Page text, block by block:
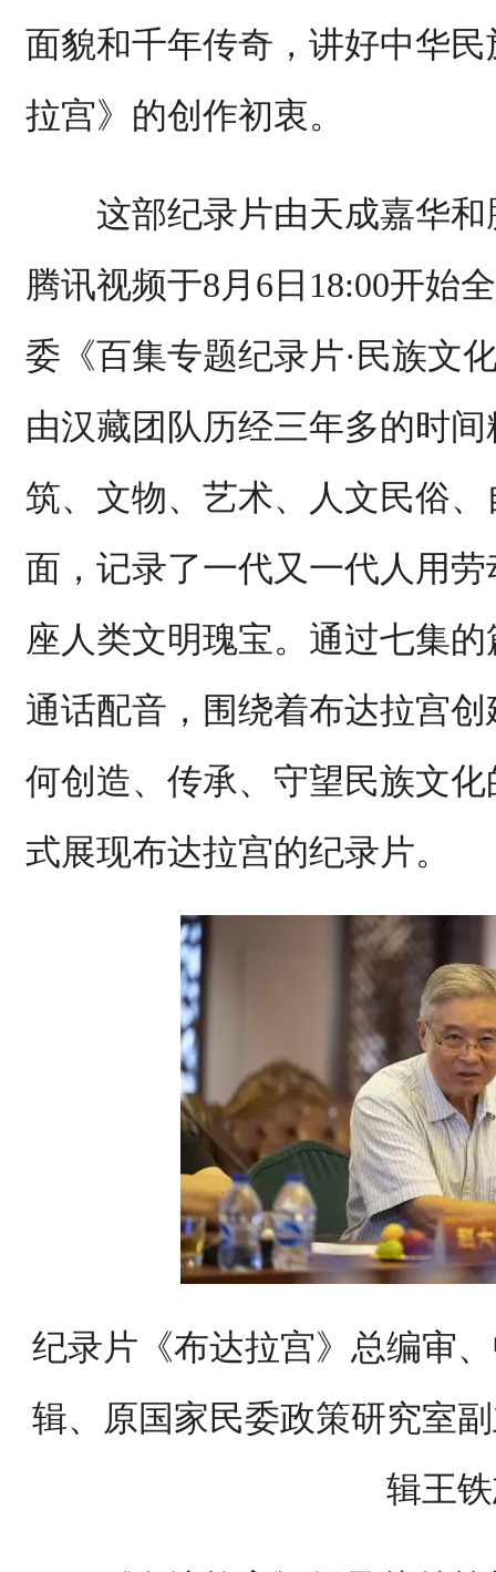
面貌和千年传奇，讲好中华
拉宫》的创作初衷。
这部纪录片由天成嘉华和
腾讯视频于8月6日18:00开始
委《百集专题纪录片·民族文
由汉藏团队历经三年多的时
筑、文物、艺术、人文民俗
面，记录了一代又一代人用
座人类文明瑰宝。通过七集
通话配音，围绕着布达拉宫
何创造、传承、守望民族文
式展现布达拉宫的纪录片。
纪录片《布达拉宫》总编审
辑、原国家民委政策研究室
辑王